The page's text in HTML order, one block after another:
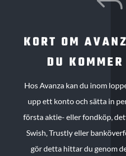
KORT OM
DU
Hos Avanza kan du inom
upp ett konto och sätta in
första aktie- eller fondköp,
Swish, Trustly eller
gör detta hittar du genom